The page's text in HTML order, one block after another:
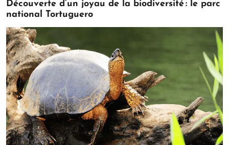
Découverte d’un joyau de la biodiversité : le parc
national Tortuguero